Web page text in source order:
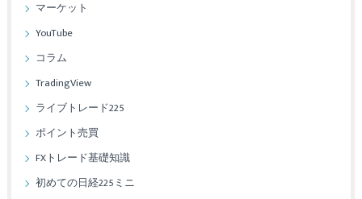
マーケット
YouTube
コラム
TradingView
ライブトレード225
ポイント売買
FXトレード基礎知識
初めての日経225ミニ